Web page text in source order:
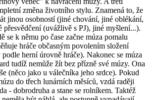
změna životního stylu. Znamená to, že
jinou osobností (jiné chování, jiné oblékání,
přesvědčení (uvážlivě s PJ), jiné myšlení...).
se k němu po čase začne múza pomalu
hráče občasným povolením složení
herní úrovně hráče). Nakonec se múza
tudíž nemůže žít bez přízně své múzy. Ona
(něco jako u válečníka jeho srdce). Pokud
do třech lunárních měsíců, vzdá raději
- dobrodruha a stane se rolníkem. Taktéž